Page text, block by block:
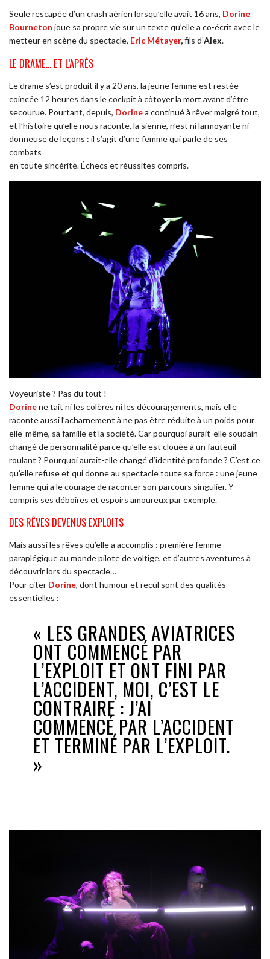
Seule rescapée d’un crash aérien lorsqu’elle avait 16 ans, Dorine
Bourneton joue sa propre vie sur un texte qu’elle a co-écrit avec le
metteur en scène du spectacle, Eric Métayer,fils d’Alex.
LE DRAME… ET L’APRÈS
Le drame s’est produit il y a 20 ans, la jeune femme est restée
coincée 12 heures dans le cockpit à côtoyer la mort avant d’être
secourue. Pourtant, depuis, Dorinea continué à rêver malgré tout,
et l’histoire qu’elle nous raconte, la sienne, n’est ni larmoyante ni
donneuse de leçons : il s’agit d’une femme qui parle de ses
combats
en toute sincérité. Échecs et réussites compris.
Voyeuriste ? Pas du tout !
Dorinene tait ni les colères ni les découragements, mais elle
raconte aussi l’acharnement à ne pas être réduite à un poids pour
elle-même, sa famille et la société. Car pourquoi aurait-elle soudain
changé de personnalité parce qu’elle est clouée à un fauteuil
roulant ? Pourquoi aurait-elle changé d’identité profonde ? C’est ce
qu’elle refuse et qui donne au spectacle toute sa force : une jeune
femme qui a le courage de raconter son parcours singulier. Y
compris ses déboires et espoirs amoureux par exemple.
DES RÊVES DEVENUS EXPLOITS
Mais aussi les rêves qu’elle a accomplis : première femme
paraplégique au monde pilote de voltige, et d’autres aventures à
découvrir lors du spectacle…
Pour citer Dorine, dont humour et recul sont des qualités
essentielles :
« LES GRANDES AVIATRICES
ONT COMMENCÉ PAR
L’EXPLOIT ET ONT FINI PAR
L’ACCIDENT, MOI, C’EST LE
CONTRAIRE : J’AI
COMMENCÉ PAR L’ACCIDENT
ET TERMINÉ PAR L’EXPLOIT.
»